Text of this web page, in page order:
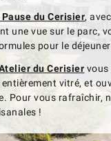
Pause du Cerisier,
une vue sur le parc,
pour le
du Cerisier vous
vitré, et
Pour vous rafraîchir,
!